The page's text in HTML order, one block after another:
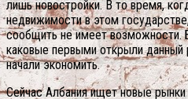
лишь новостройки. В то время,
недвижимости в этом
сообщить не имеет возможности.
каковые первыми открыли данный
начали экономить.
Сейчас Албания ищет новые